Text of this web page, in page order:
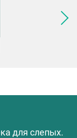
для слепых.